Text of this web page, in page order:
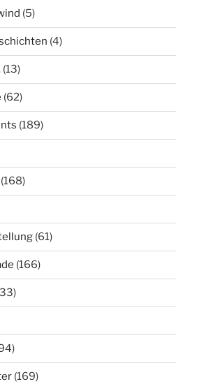
(5)
(4)
(13)
(62)
(189)
(168)
(61)
(166)
(169)